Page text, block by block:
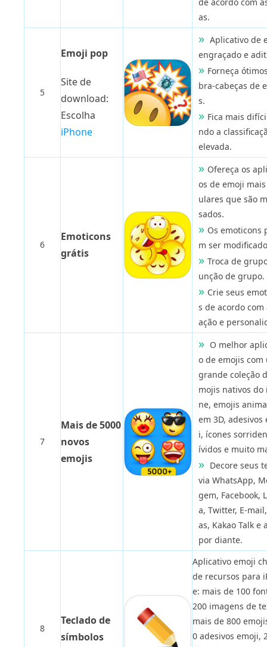
as.
5
Emoji pop
Site de
download:
Escolha
iPhone
Aplicativo de
engraçado e
Forneça
bra-cabeças de
s.
Fica mais
ndo a
elevada.
6
Emoticons
grátis
Ofereça os
os de emoji
ulares que são
sados.
Os emoticons
m ser
Troca de
unção de grupo.
Crie seus
s de acordo com
ação e
7
Mais de 5000
novos
emojis
O melhor
o de emojis com
grande coleção
mojis nativos do
ne, emojis
em 3D, adesivos
i, ícones
ívidos e muito
Decore seus
via WhatsApp,
gem, Facebook,
a, Twitter, E-
as, Kakao Talk e
por diante.
8
Teclado de
símbolos
Aplicativo emoji
de recursos para
e: mais de 100
200 imagens de
mais de 800
0 adesivos emoji,